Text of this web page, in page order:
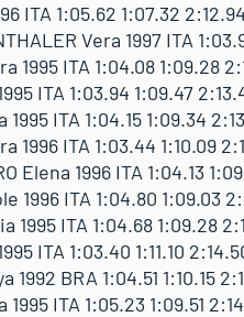
ITA 1:05.62 1:07.32
Vera 1997 ITA
1995 ITA 1:04.08 1:09.28
ITA 1:03.94 1:09.47
1995 ITA 1:04.15 1:09.34
1996 ITA 1:03.44 1:10.09
Elena 1996 ITA 1:04.13
1996 ITA 1:04.80 1:09.03
1995 ITA 1:04.68 1:09.28
ITA 1:03.40 1:11.10
1992 BRA 1:04.51 1:10.15
1995 ITA 1:05.23 1:09.51